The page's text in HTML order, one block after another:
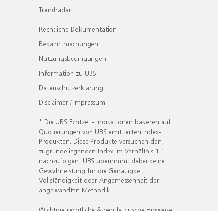
Trendradar
Rechtliche Dokumentation
Bekanntmachungen
Nutzungsbedingungen
Information zu UBS
Datenschutzerklärung
Disclaimer / Impressum
* Die UBS Echtzeit- Indikationen basieren auf
Quotierungen von UBS emittierten Index-
Produkten. Diese Produkte versuchen den
zugrundeliegenden Index im Verhältnis 1:1
nachzufolgen. UBS übernimmt dabei keine
Gewährleistung für die Genauigkeit,
Vollständigkeit oder Angemessenheit der
angewandten Methodik.